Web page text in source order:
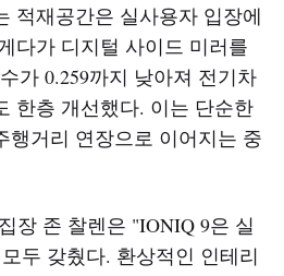
적재공간은 실사용자 입장에
다가 디지털 사이드 미러를
가 0.259까지 낮아져 전기차
한층 개선했다. 이는 단순한
행거리 연장으로 이어지는 중
장 존 찰렌은 "IONIQ 9은 실
두 갖췄다. 환상적인 인테리